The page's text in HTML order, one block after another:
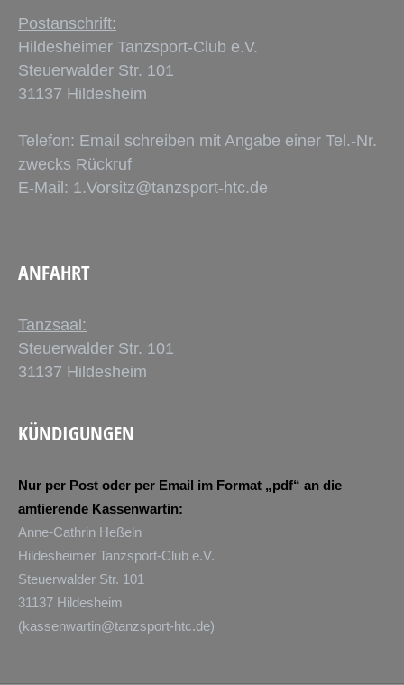
Postanschrift:
Hildesheimer Tanzsport-Club e.V.
Steuerwalder Str. 101
31137 Hildesheim
Telefon: Email schreiben mit Angabe einer Tel.-Nr.
zwecks Rückruf
E-Mail: 1.Vorsitz@tanzsport-htc.de
ANFAHRT
Tanzsaal:
Steuerwalder Str. 101
31137 Hildesheim
KÜNDIGUNGEN
Nur per Post oder per Email im Format „pdf“ an die
amtierende Kassenwartin:
Anne-Cathrin Heßeln
Hildesheimer Tanzsport-Club e.V.
Steuerwalder Str. 101
31137 Hildesheim
(kassenwartin@tanzsport-htc.de)